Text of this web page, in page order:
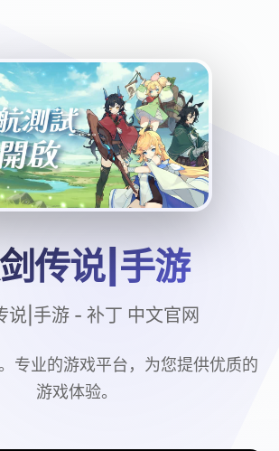
传说|手游
说|手游 - 补丁 中文官网
专业的游戏平台，为您提供优质的
游戏体验。